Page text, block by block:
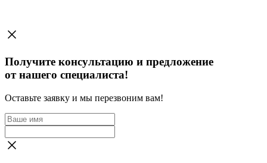
Получите консультацию и предложение
от нашего специалиста!
Оставьте заявку и мы перезвоним вам!